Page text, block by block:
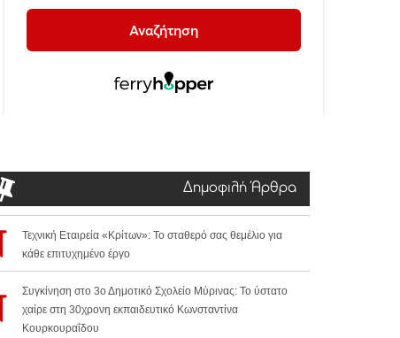
Δημοφιλή Άρθρα
Τεχνική Εταιρεία «Κρίτων»: Το σταθερό σας θεμέλιο για
κάθε επιτυχημένο έργο
Συγκίνηση στο 3ο Δημοτικό Σχολείο Μύρινας: Το ύστατο
χαίρε στη 30χρονη εκπαιδευτικό Κωνσταντίνα
Κουρκουραΐδου